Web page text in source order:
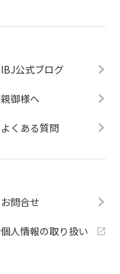
IBJ公式ブログ
親御様へ
よくある質問
お問合せ
個人情報の取り扱い